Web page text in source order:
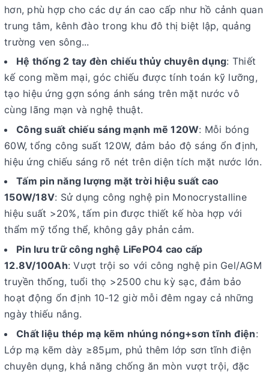
hơn, phù hợp cho các dự án cao cấp như hồ cảnh quan
trung tâm, kênh đào trong khu đô thị biệt lập, quảng
trường ven sông...
Hệ thống 2 tay đèn chiếu thủy chuyên dụng: Thiết
kế cong mềm mại, góc chiếu được tính toán kỹ lưỡng,
tạo hiệu ứng gợn sóng ánh sáng trên mặt nước vô
cùng lãng mạn và nghệ thuật.
Công suất chiếu sáng mạnh mẽ 120W: Mỗi bóng
60W, tổng công suất 120W, đảm bảo độ sáng ổn định,
hiệu ứng chiếu sáng rõ nét trên diện tích mặt nước lớn.
Tấm pin năng lượng mặt trời hiệu suất cao
150W/18V: Sử dụng công nghệ pin Monocrystalline
hiệu suất >20%, tấm pin được thiết kế hòa hợp với
thẩm mỹ tổng thể, không gây phản cảm.
Pin lưu trữ công nghệ LiFePO4 cao cấp
12.8V/100Ah: Vượt trội so với công nghệ pin Gel/AGM
truyền thống, tuổi thọ >2500 chu kỳ sạc, đảm bảo
hoạt động ổn định 10-12 giờ mỗi đêm ngay cả những
ngày thiếu nắng.
Chất liệu thép mạ kẽm nhúng nóng+sơn tĩnh điện:
Lớp mạ kẽm dày ≥85μm, phủ thêm lớp sơn tĩnh điện
chuyên dụng, khả năng chống ăn mòn vượt trội, đặc